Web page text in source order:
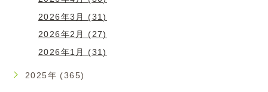
2026年3月 (31)
2026年2月 (27)
2026年1月 (31)
2025年 (365)